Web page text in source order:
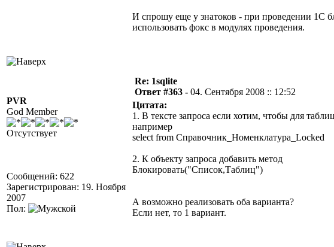
И спрошу еще у знатоков - при проведении 1С
использовать фокс в модулях проведения.
PVR
God Member
Отсутствует
Сообщений: 622
Зарегистрирован: 19. Ноября
2007
Пол:
Re: 1sqlite
Ответ #363 - 04. Сентября 2008 :: 12:52
Цитата:
1. В тексте запроса если хотим, чтобы для
например
select from Справочник_Номенклатура_Locked
2. К объекту запроса добавить метод
Блокировать("Список,Таблиц")
А возможно реализовать оба варианта?
Если нет, то 1 вариант.